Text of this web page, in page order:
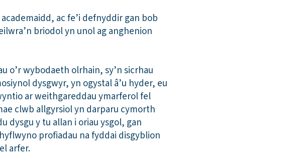
ac fe’i defnyddir gan bob
briodol yn unol ag anghenion
o’r wybodaeth olrhain, sy’n sicrhau
dysgwyr, yn ogystal â’u hyder, eu
ar weithgareddau ymarferol fel
clwb allgyrsiol yn darparu cymorth
dysgu y tu allan i oriau ysgol, gan
profiadau na fyddai disgyblion
arfer.